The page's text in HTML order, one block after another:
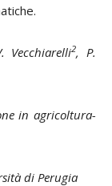
Vecchiarelli2, P.
in agricoltura-
di Perugia